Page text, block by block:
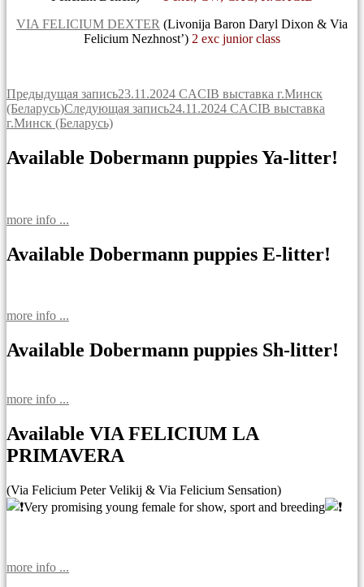
VIA FELICIUM DEXTER (Livonija Baron Daryl Dixon & Via
Felicium Nezhnost’) 2 exc junior class
Навигация
по
Предыдущая запись23.11.2024 CACIB выставка г.Минск
(Беларусь)Следующая запись24.11.2024 CACIB выставка
г.Минск (Беларусь)
Available Dobermann puppies Ya-litter!
more info ...
Available Dobermann puppies E-litter!
more info ...
Available Dobermann puppies Sh-litter!
more info ...
Available VIA FELICIUM LA
PRIMAVERA
(Via Felicium Peter Velikij & Via Felicium Sensation)
Very promising young female for show, sport and breeding
more info ...